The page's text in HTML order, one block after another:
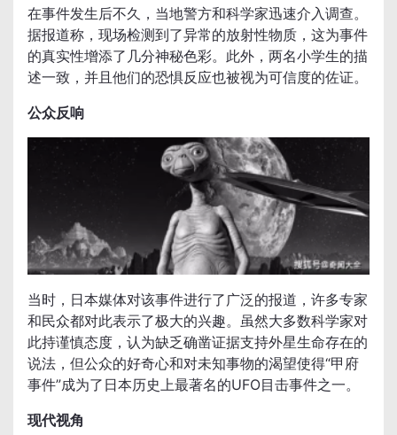
在事件发生后不久，当地警方和科学家迅速介入调查。
据报道称，现场检测到了异常的放射性物质，这为事件
的真实性增添了几分神秘色彩。此外，两名小学生的描
述一致，并且他们的恐惧反应也被视为可信度的佐证。
公众反响
当时，日本媒体对该事件进行了广泛的报道，许多专家
和民众都对此表示了极大的兴趣。虽然大多数科学家对
此持谨慎态度，认为缺乏确凿证据支持外星生命存在的
说法，但公众的好奇心和对未知事物的渴望使得“甲府
事件”成为了日本历史上最著名的UFO目击事件之一。
现代视角